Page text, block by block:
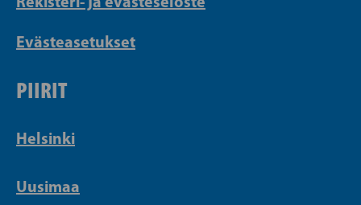
Evästeasetukset
PIIRIT
Helsinki
Uusimaa